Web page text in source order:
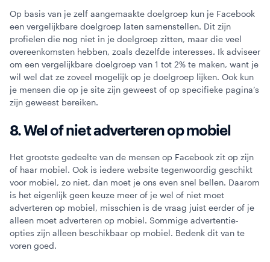
Op basis van je zelf aangemaakte doelgroep kun je Facebook
een vergelijkbare doelgroep laten samenstellen. Dit zijn
profielen die nog niet in je doelgroep zitten, maar die veel
overeenkomsten hebben, zoals dezelfde interesses. Ik adviseer
om een vergelijkbare doelgroep van 1 tot 2% te maken, want je
wil wel dat ze zoveel mogelijk op je doelgroep lijken. Ook kun
je mensen die op je site zijn geweest of op specifieke pagina’s
zijn geweest bereiken.
8. Wel of niet adverteren op mobiel
Het grootste gedeelte van de mensen op Facebook zit op zijn
of haar mobiel. Ook is iedere website tegenwoordig geschikt
voor mobiel, zo niet, dan moet je ons even snel bellen. Daarom
is het eigenlijk geen keuze meer of je wel of niet moet
adverteren op mobiel, misschien is de vraag juist eerder of je
alleen moet adverteren op mobiel. Sommige advertentie-
opties zijn alleen beschikbaar op mobiel. Bedenk dit van te
voren goed.